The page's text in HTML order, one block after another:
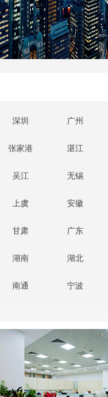
深圳 广州
张家港 湛江
吴江 无锡
上虞 安徽
甘肃 广东
湖南 湖北
南通 宁波